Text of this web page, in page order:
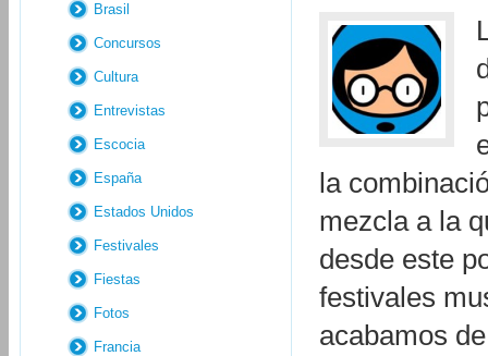
la
mezcla a la
desde este
festivales
acabamos
Brasil
Concursos
Cultura
Entrevistas
Escocia
España
Estados Unidos
Festivales
Fiestas
Fotos
Francia